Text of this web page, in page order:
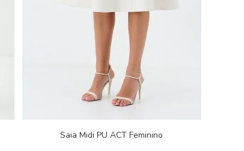
Saia Midi PU ACT Feminino